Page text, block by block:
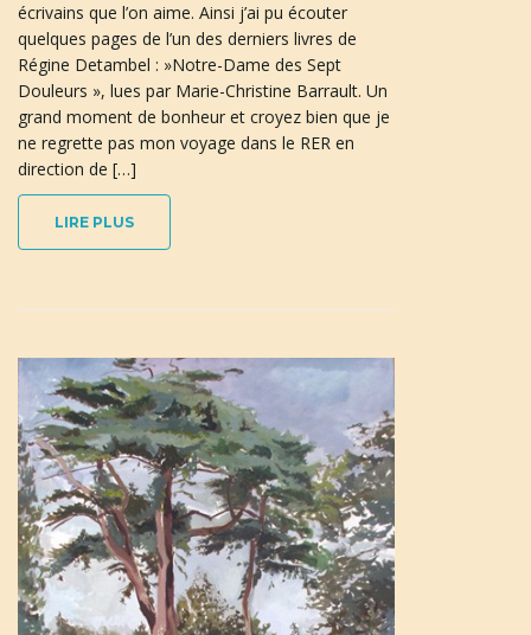
écrivains que l’on aime. Ainsi j’ai pu écouter
quelques pages de l’un des derniers livres de
Régine Detambel : »Notre-Dame des Sept
Douleurs », lues par Marie-Christine Barrault. Un
grand moment de bonheur et croyez bien que je
ne regrette pas mon voyage dans le RER en
direction de […]
LIRE PLUS